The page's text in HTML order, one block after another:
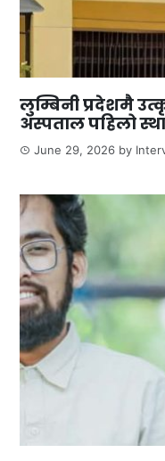
लुम्बिनी प्रदेशमै
अस्पताल पहिलो
June 29, 2026 by